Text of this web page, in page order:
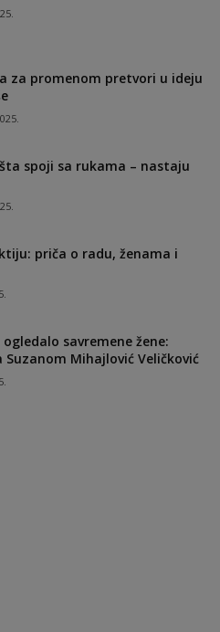
za promenom pretvori u ideju
spoji sa rukama – nastaju
priča o radu, ženama i
savremene žene:
Suzanom Mihajlović Veličković